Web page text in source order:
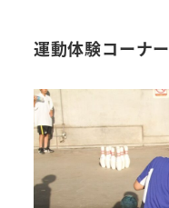
運動体験コーナー